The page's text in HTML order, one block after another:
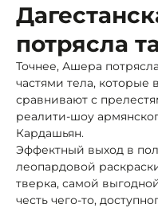
потрясла
Точнее, Ашера
частями тела, которые
сравнивают с
реалити-шоу
Кардашьян.
Эффектный выход в
леопардовой
тверка, самой
честь чего-то,